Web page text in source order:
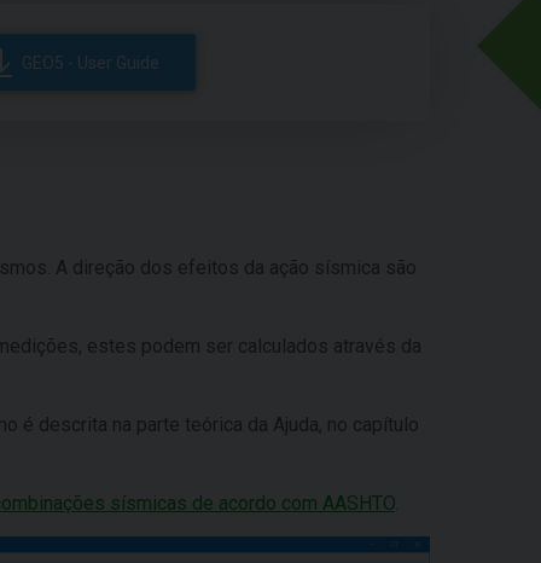
GEO5 - User Guide
A direção dos efeitos da ação sísmica são
estes podem ser calculados através da
é descrita na parte teórica da Ajuda, no capítulo
sísmicas de acordo com AASHTO